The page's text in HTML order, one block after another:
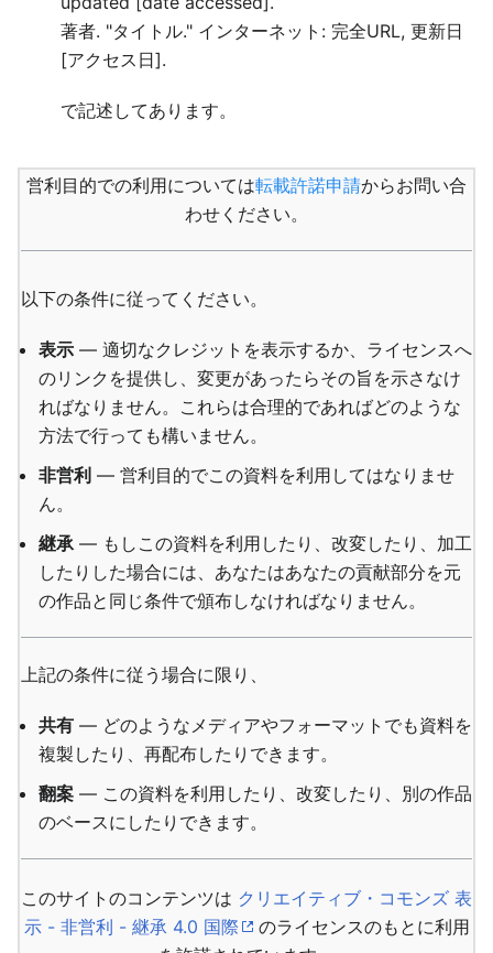
著者. "タイトル." インターネット: 完全URL, 更新日
[アクセス日].
で記述してあります。
営利目的での利用については転載許諾申請からお問い合
わせください。
以下の条件に従ってください。
表示 — 適切なクレジットを表示するか、ライセンスへ
のリンクを提供し、変更があったらその旨を示さなけ
ればなりません。これらは合理的であればどのような
方法で行っても構いません。
非営利 — 営利目的でこの資料を利用してはなりませ
ん。
継承— もしこの資料を利用したり、改変したり、加工
したりした場合には、あなたはあなたの貢献部分を元
の作品と同じ条件で頒布しなければなりません。
上記の条件に従う場合に限り、
共有 — どのようなメディアやフォーマットでも資料を
複製したり、再配布したりできます。
翻案 — この資料を利用したり、改変したり、別の作品
のベースにしたりできます。
このサイトのコンテンツは クリエイティブ・コモンズ 表
示 - 非営利 - 継承 4.0 国際
のライセンスのもとに利用